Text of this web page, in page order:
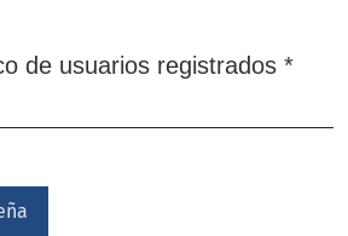
de usuarios registrados *